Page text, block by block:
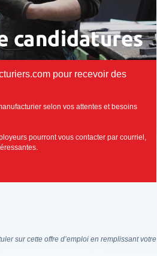
pour recevoir des
selon vos attentes et besoins
pourront vous contacter par courriel,
sur cette offre d’emploi en remplissant votre